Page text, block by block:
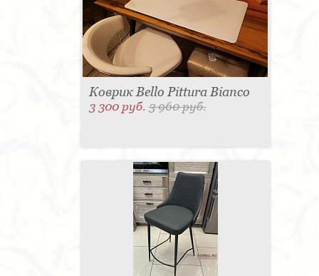
Коврик Bello Pittura Bianco
3 300 руб.3 960 руб.